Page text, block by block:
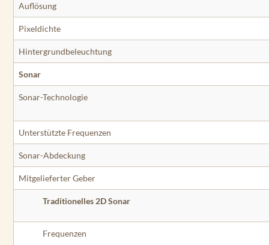
Auflösung
Pixeldichte
Hintergrundbeleuchtung
Sonar
Sonar-Technologie
Unterstützte Frequenzen
Sonar-Abdeckung
Mitgelieferter Geber
Traditionelles 2D Sonar
Frequenzen